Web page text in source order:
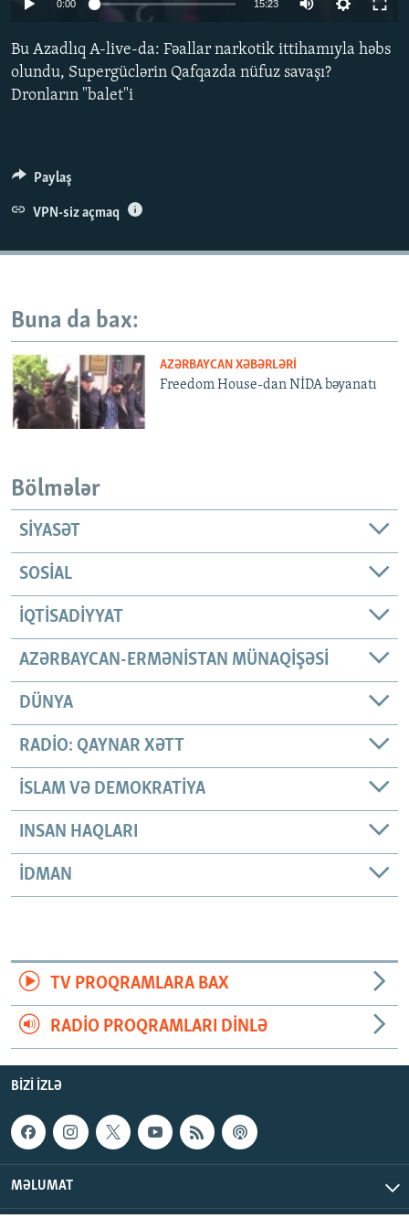
KARIKATURA
AZƏRBAYCAN ƏDƏBIYYATI KITABXANASI
İSLAM VƏ DEMOKRATIYA
İZ - MƏDƏNIYYƏT PROQRAMI
PEŞƏ ETIKASI VƏ JURNALISTIKA STANDARTLARIMIZ
MATERIALLARIMIZDAN ISTIFADƏ
XƏBƏR BÜLLETENLƏRIMIZ
0:00 15:23
Bu Azadlıq A-live-da: Fəallar narkotik ittihamıyla həbs
olundu, Supergüclərin Qafqazda nüfuz savaşı?
Dronların "balet"i
Paylaş
VPN-siz açmaq
Buna da bax:
AZƏRBAYCAN XƏBƏRLƏRI
Freedom House-dan NİDA bəyanatı
Bölmələr
SIYASƏT
SOSIAL
İQTISADIYYAT
AZƏRBAYCAN-ERMƏNISTAN MÜNAQIŞƏSI
DÜNYA
RADIO: QAYNAR XƏTT
İSLAM VƏ DEMOKRATIYA
INSAN HAQLARI
İDMAN
TV PROQRAMLARA BAX
RADIO PROQRAMLARI DINLƏ
BIZI IZLƏ
MƏLUMAT